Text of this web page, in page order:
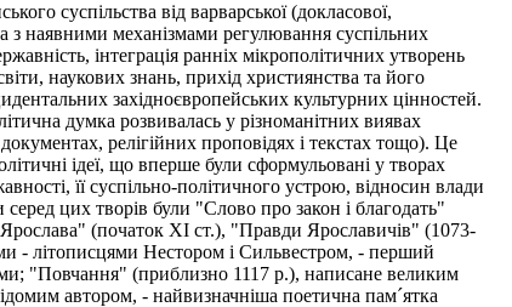
суспільства від варварської (докласової,
з наявними механізмами регулювання суспільних
інтеграція ранніх мікрополітичних утворень
наукових знань, прихід християнства та його
західноєвропейських культурних цінностей.
думка розвивалась у різноманітних виявах
релігійних проповідях і текстах тощо). Це
ідеї, що вперше були сформульовані у творах
її суспільно-політичного устрою, відносин влади
цих творів були "Слово про закон і благодать"
(початок XI ст.), "Правди Ярославичів" (1073-
- літописцями Нестором і Сильвестром, - перший
"Повчання" (приблизно 1117 p.), написане великим
автором, - найвизначніша поетична пам´ятка